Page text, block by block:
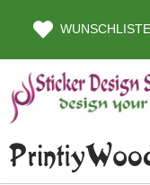
WUNSCHLISTE